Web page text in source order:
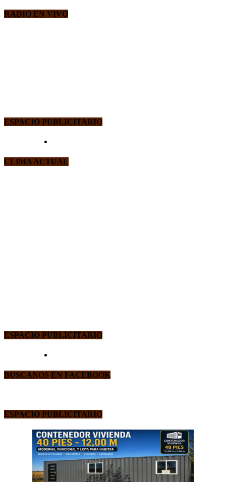
RADIO EN VIVO
ESPACIO PUBLICITARIO
CLIMA ACTUAL
ESPACIO PUBLICITARIO
BUSCANOS EN FACEBOOK
ESPACIO PUBLICITARIO